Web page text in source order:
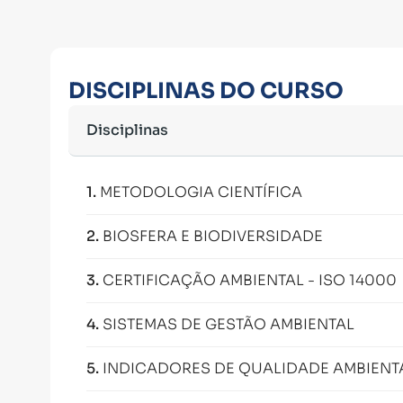
DISCIPLINAS DO CURSO
Disciplinas
1. METODOLOGIA CIENTÍFICA
2. BIOSFERA E BIODIVERSIDADE
3. CERTIFICAÇÃO AMBIENTAL - ISO 14000
4. SISTEMAS DE GESTÃO AMBIENTAL
5. INDICADORES DE QUALIDADE